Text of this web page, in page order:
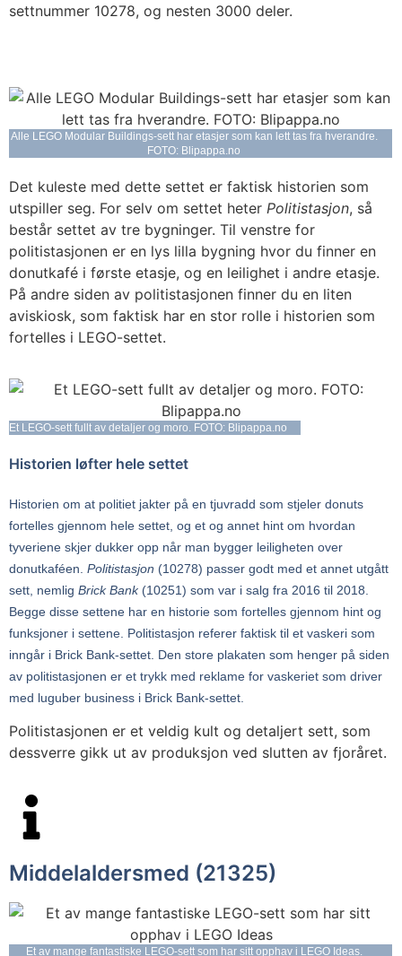
settnummer 10278, og nesten 3000 deler.
Alle LEGO Modular Buildings-sett har etasjer som kan lett tas fra hverandre.
FOTO: Blipappa.no
Det kuleste med dette settet er faktisk historien som
utspiller seg. For selv om settet heter Politistasjon, så
består settet av tre bygninger. Til venstre for
politistasjonen er en lys lilla bygning hvor du finner en
donutkafé i første etasje, og en leilighet i andre etasje.
På andre siden av politistasjonen finner du en liten
aviskiosk, som faktisk har en stor rolle i historien som
fortelles i LEGO-settet.
Et LEGO-sett fullt av detaljer og moro. FOTO: Blipappa.no
Historien løfter hele settet
Historien om at politiet jakter på en tjuvradd som stjeler donuts
fortelles gjennom hele settet, og et og annet hint om hvordan
tyveriene skjer dukker opp når man bygger leiligheten over
donutkaféen. Politistasjon (10278) passer godt med et annet utgått
sett, nemlig Brick Bank (10251) som var i salg fra 2016 til 2018.
Begge disse settene har en historie som fortelles gjennom hint og
funksjoner i settene. Politistasjon referer faktisk til et vaskeri som
inngår i Brick Bank-settet. Den store plakaten som henger på siden
av politistasjonen er et trykk med reklame for vaskeriet som driver
med luguber business i Brick Bank-settet.
Politistasjonen er et veldig kult og detaljert sett, som
dessverre gikk ut av produksjon ved slutten av fjoråret.
Middelaldersmed (21325)
Et av mange fantastiske LEGO-sett som har sitt opphav i LEGO Ideas.